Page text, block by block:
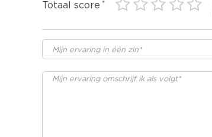
Totaal score